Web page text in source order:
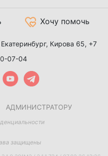
Хочу помочь
Екатеринбург, Кирова 65, +7
07-04
АДМИНИСТРАТОРУ
защищены